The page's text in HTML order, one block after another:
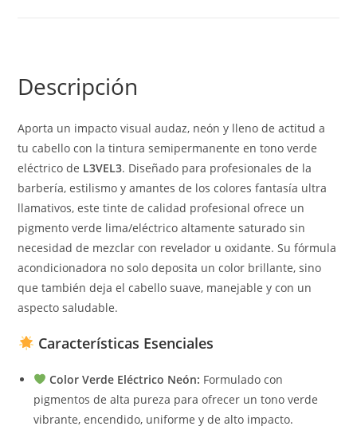
Descripción
Aporta un impacto visual audaz, neón y lleno de actitud a
tu cabello con la tintura semipermanente en tono verde
eléctrico de L3VEL3. Diseñado para profesionales de la
barbería, estilismo y amantes de los colores fantasía ultra
llamativos, este tinte de calidad profesional ofrece un
pigmento verde lima/eléctrico altamente saturado sin
necesidad de mezclar con revelador u oxidante. Su fórmula
acondicionadora no solo deposita un color brillante, sino
que también deja el cabello suave, manejable y con un
aspecto saludable.
Características Esenciales
Color Verde Eléctrico Neón: Formulado con
pigmentos de alta pureza para ofrecer un tono verde
vibrante, encendido, uniforme y de alto impacto.